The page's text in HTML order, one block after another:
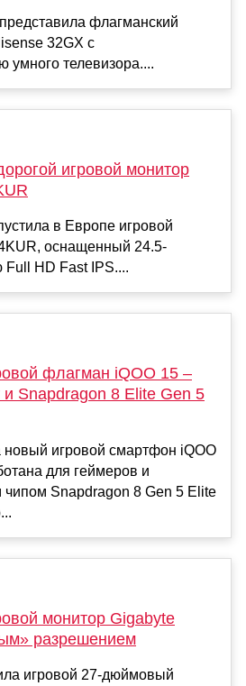
флагманский
32GX с
умного телевизора....
игровой монитор
в Европе игровой
оснащенный 24.5-
HD Fast IPS....
флагман iQOO 15 –
Snapdragon 8 Elite Gen 5
игровой смартфон iQOO
для геймеров и
Snapdragon 8 Gen 5 Elite
монитор Gigabyte
разрешением
игровой 27-дюймовый